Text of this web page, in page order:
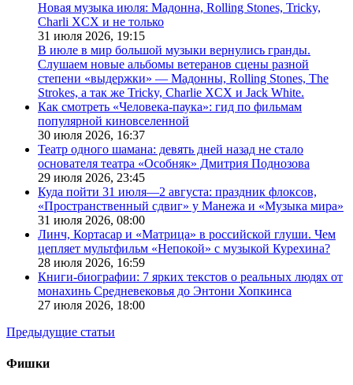
Новая музыка июля: Мадонна, Rolling Stones, Tricky,
Charli XCX и не только
31 июля 2026, 19:15
В июле в мир большой музыки вернулись гранды.
Слушаем новые альбомы ветеранов сцены разной
степени «выдержки» — Мадонны, Rolling Stones, The
Strokes, а так же Tricky, Charlie XCX и Jack White.
Как смотреть «Человека-паука»: гид по фильмам
популярной киновселенной
30 июля 2026, 16:37
Театр одного шамана: девять дней назад не стало
основателя театра «Особняк» Дмитрия Поднозова
29 июля 2026, 23:45
Куда пойти 31 июля—2 августа: праздник флоксов,
«Пространственный сдвиг» у Манежа и «Музыка мира»
31 июля 2026, 08:00
Линч, Кортасар и «Матрица» в российской глуши. Чем
цепляет мультфильм «Непокой» с музыкой Курехина?
28 июля 2026, 16:59
Книги-биографии: 7 ярких текстов о реальных людях от
монахинь Средневековья до Энтони Хопкинса
27 июля 2026, 18:00
Предыдущие статьи
Фишки